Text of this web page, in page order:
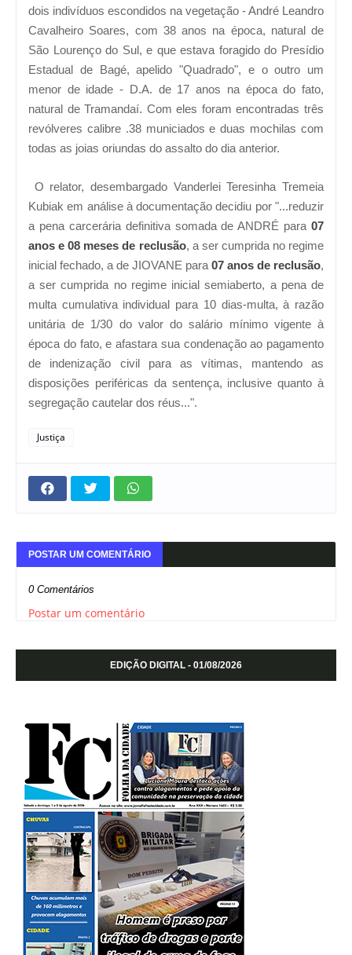
dois indivíduos escondidos na vegetação - André Leandro
Cavalheiro Soares, com 38 anos na época, natural de
São Lourenço do Sul, e que estava foragido do Presídio
Estadual de Bagé, apelido "Quadrado", e o outro um
menor de idade - D.A. de 17 anos na época do fato,
natural de Tramandaí. Com eles foram encontradas três
revólveres calibre .38 municiados e duas mochilas com
todas as joias oriundas do assalto do dia anterior.
O relator, desembargado Vanderlei Teresinha Tremeia
Kubiak em análise à documentação decidiu por "...reduzir
a pena carcerária definitiva somada de ANDRÉ para 07
anos e 08 meses de reclusão, a ser cumprida no regime
inicial fechado, a de JIOVANE para 07 anos de reclusão,
a ser cumprida no regime inicial semiaberto, a pena de
multa cumulativa individual para 10 dias-multa, à razão
unitária de 1/30 do valor do salário mínimo vigente à
época do fato, e afastara sua condenação ao pagamento
de indenização civil para as vítimas, mantendo as
disposições periféricas da sentença, inclusive quanto à
segregação cautelar dos réus...".
Justiça
POSTAR UM COMENTÁRIO
0 Comentários
Postar um comentário
EDIÇÃO DIGITAL - 01/08/2026